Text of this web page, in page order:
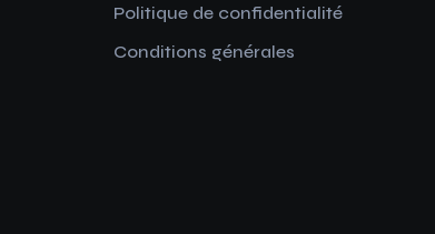
Politique de confidentialité
Conditions générales